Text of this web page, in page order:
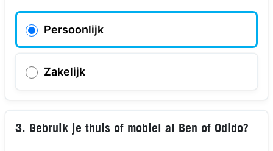
Persoonlijk
Zakelijk
3. Gebruik je thuis of mobiel al Ben of Odido?